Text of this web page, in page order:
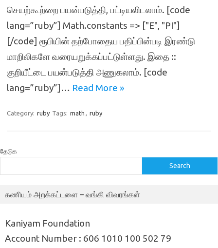
செயற்கூற்றை பயன்படுத்தி, பட்டியலிடலாம். [code
lang=”ruby”] Math.constants => ["E", "PI"]
[/code] ரூபியின் தற்போதைய பதிப்பின்படி இரண்டு
மாறிலிகளே வரையறுக்கப்பட்டுள்ளது. இதை ::
குறியீட்டை பயன்படுத்தி அணுகலாம். [code
lang=”ruby”]… Read More »
Category: ruby Tags: math , ruby
தேடுக
Search
கணியம் அறக்கட்டளை – வங்கி விவரங்கள்
Kaniyam Foundation
Account Number : 606 1010 100 502 79